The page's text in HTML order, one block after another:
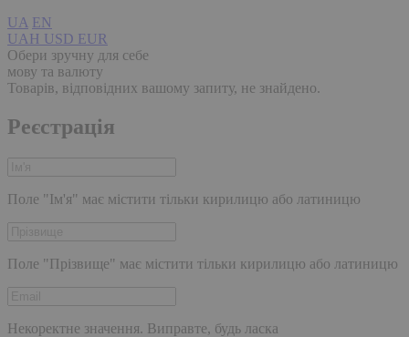
UA EN
UAH USD EUR
Обери зручну для себе
мову та валюту
Товарів, відповідних вашому запиту, не знайдено.
Реєстрація
Поле "Ім'я" має містити тільки кирилицю або латиницю
Поле "Прізвище" має містити тільки кирилицю або латиницю
Некоректне значення. Виправте, будь ласка